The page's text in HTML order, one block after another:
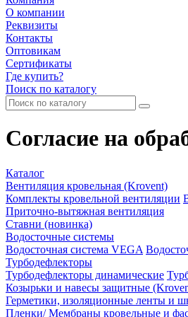
О компании
Реквизиты
Контакты
Оптовикам
Сертификаты
Где купить?
Поиск по каталогу
Согласие на
Каталог
Вентиляция кровельная (Krovent)
Комплекты кровельной вентиляции
Приточно-вытяжная вентиляция
Ставни (новинка)
Водосточные системы
Водосточная система VEGA
Турбодефлекторы
Турбодефлекторы динамические
Козырьки и навесы защитные
Герметики, изоляционные ленты и
Пленки/ Мембраны кровельные и